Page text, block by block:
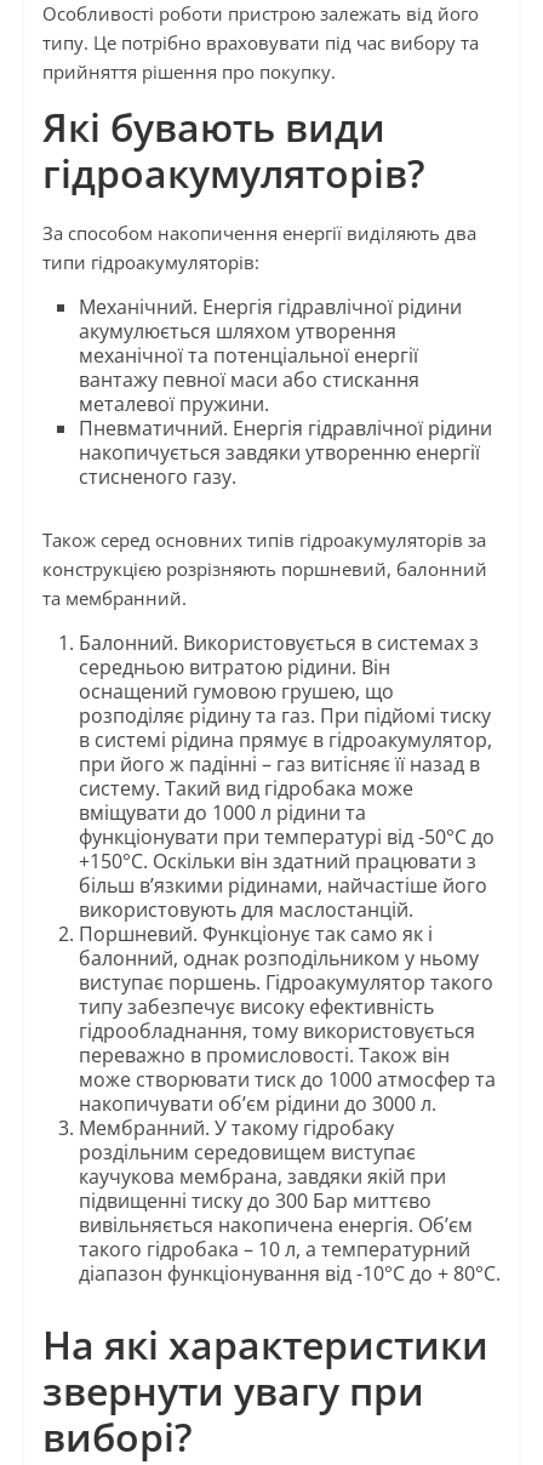
Особливості роботи пристрою залежать від його
типу. Це потрібно враховувати під час вибору та
прийняття рішення про покупку.
Які бувають види
гідроакумуляторів?
За способом накопичення енергії виділяють два
типи гідроакумуляторів:
Механічний. Енергія гідравлічної рідини
акумулюється шляхом утворення
механічної та потенціальної енергії
вантажу певної маси або стискання
металевої пружини.
Пневматичний. Енергія гідравлічної рідини
накопичується завдяки утворенню енергії
стисненого газу.
Також серед основних типів гідроакумуляторів за
конструкцією розрізняють поршневий, балонний
та мембранний.
Балонний. Використовується в системах з
середньою витратою рідини. Він
оснащений гумовою грушею, що
розподіляє рідину та газ. При підйомі тиску
в системі рідина прямує в гідроакумулятор,
при його ж падінні – газ витісняє її назад в
систему. Такий вид гідробака може
вміщувати до 1000 л рідини та
функціонувати при температурі від -50°C до
+150°C. Оскільки він здатний працювати з
більш в’язкими рідинами, найчастіше його
використовують для маслостанцій.
Поршневий. Функціонує так само як і
балонний, однак розподільником у ньому
виступає поршень. Гідроакумулятор такого
типу забезпечує високу ефективність
гідрообладнання, тому використовується
переважно в промисловості. Також він
може створювати тиск до 1000 атмосфер та
накопичувати об’єм рідини до 3000 л.
Мембранний. У такому гідробаку
роздільним середовищем виступає
каучукова мембрана, завдяки якій при
підвищенні тиску до 300 Бар миттєво
вивільняється накопичена енергія. Об’єм
такого гідробака – 10 л, а температурний
діапазон функціонування від -10°C до + 80°C.
На які характеристики
звернути увагу при
виборі?